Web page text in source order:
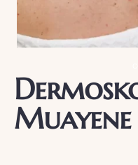
Muayene